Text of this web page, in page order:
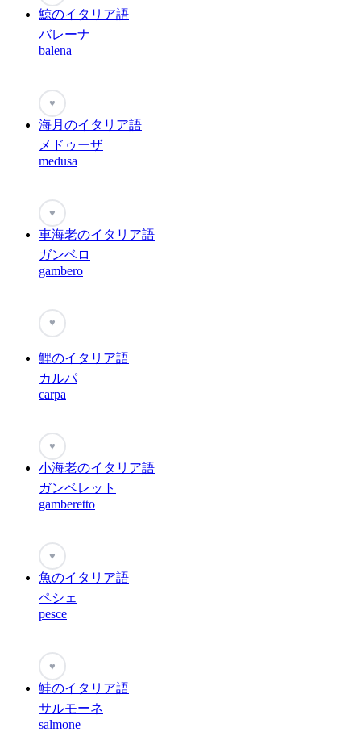
鯨のイタリア語
バレーナ
balena
♥
海月のイタリア語
メドゥーザ
medusa
♥
車海老のイタリア語
ガンベロ
gambero
♥
鯉のイタリア語
カルパ
carpa
♥
小海老のイタリア語
ガンベレット
gamberetto
♥
魚のイタリア語
ペシェ
pesce
♥
鮭のイタリア語
サルモーネ
salmone